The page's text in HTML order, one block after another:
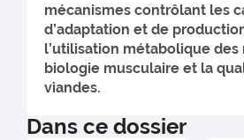
mécanismes contrôlant les
d’adaptation et de
l’utilisation métabolique
biologie musculaire et la
viandes.
Dans ce dossier